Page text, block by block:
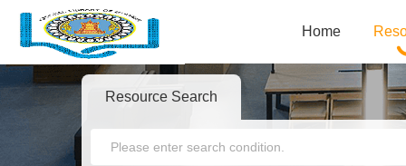
Home
Resource Search